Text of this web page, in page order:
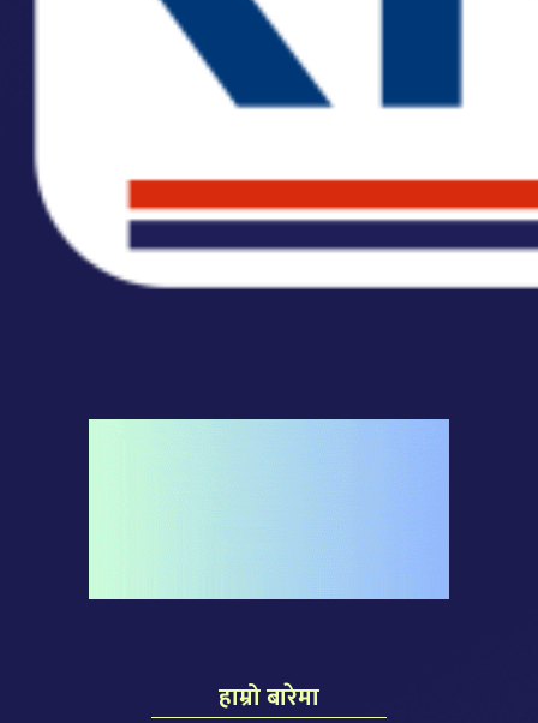
हाम्रो बारेमा